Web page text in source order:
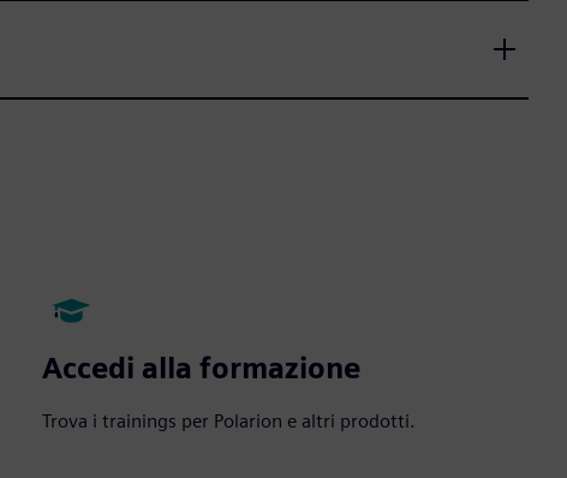
Accedi alla formazione
Trova i trainings per Polarion e altri prodotti.